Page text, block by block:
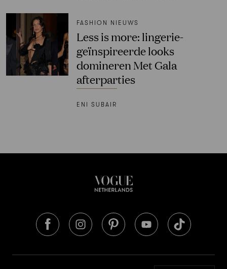
FASHION NIEUWS
Less is more: lingerie-
geïnspireerde looks
domineren Met Gala
afterparties
ENI SUBAIR